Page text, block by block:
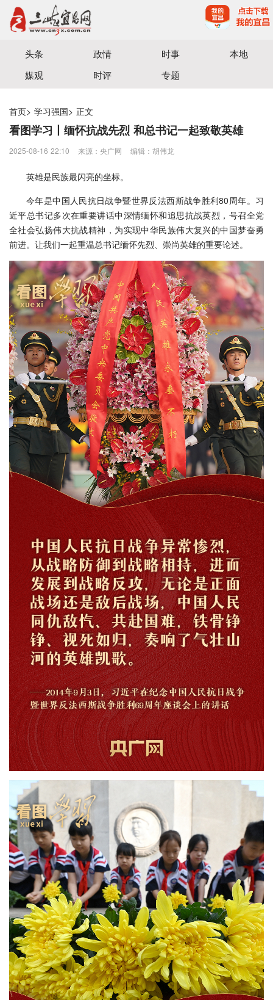
宜昌三峡融媒体中心主办
头条 政情 时事
本地
媒观
时评 专题
首页> 学习强国> 正文
看图学习丨缅怀抗战先烈 和总书记一起致敬英雄
2025-08-16 22:10 来源：​央广网 编辑：胡伟龙
英雄是民族最闪亮的坐标。
今年是中国人民抗日战争暨世界反法西斯战争胜利80周年。习
近平总书记多次在重要讲话中深情缅怀和追思抗战英烈，号召全党
全社会弘扬伟大抗战精神，为实现中华民族伟大复兴的中国梦奋勇
前进。让我们一起重温总书记缅怀先烈、崇尚英雄的重要论述。